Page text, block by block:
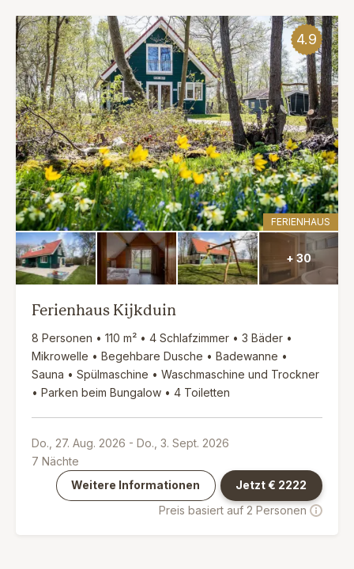
4.9
FERIENHAUS
+ 30
Ferienhaus Kijkduin
8 Personen • 110 m² • 4 Schlafzimmer • 3 Bäder •
Mikrowelle • Begehbare Dusche • Badewanne •
Sauna • Spülmaschine • Waschmaschine und Trockner
• Parken beim Bungalow • 4 Toiletten
Do., 27. Aug. 2026 - Do., 3. Sept. 2026
7 Nächte
Weitere Informationen
Jetzt € 2222
Preis basiert auf 2 Personen